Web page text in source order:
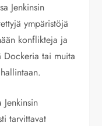
Jenkinsin
ympäristöjä
konflikteja ja
Dockeria tai muita
tarvittavat